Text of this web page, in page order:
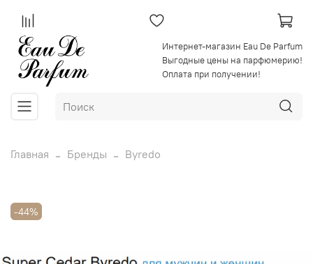
Интернет-магазин Eau De Parfum
Выгодные цены на парфюмерию!
Оплата при получении!
Главная Бренды Byredo
-44%